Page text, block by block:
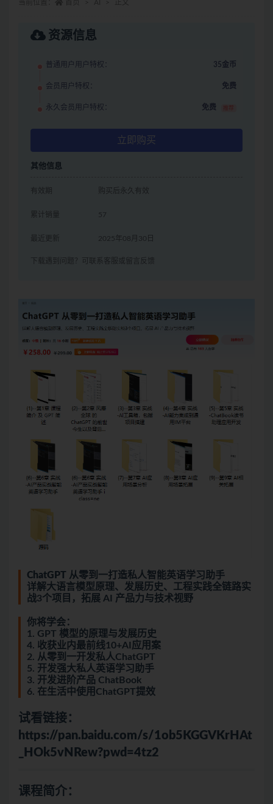
资源信息
普通用户用户特权： 35金币
会员用户特权： 免费
永久会员用户特权： 免费 推荐
立即购买
其他信息
有效期 购买后永久有效
累计销量 57
最近更新 2025年08月30日
下载遇到问题？可联系客服或留言反馈
ChatGPT 从零到一打造私人智能英语学习助手
详解大语言模型原理、发展历史、工程实践全链路实
战3个项目，拓展 AI 产品力与技术视野
你将学会：
1. GPT 模型的原理与发展历史
4. 收获业内最前线10+AI应用案
2. 从零到一开发私人ChatGPT
5. 开发强大私人英语学习助手
3. 开发进阶产品 ChatBook
6. 在生活中使用ChatGPT提效
试看链接：
https://pan.baidu.com/s/1ob5KGGVKrHAt
_HOk5vNRew?pwd=4tz2
课程简介：